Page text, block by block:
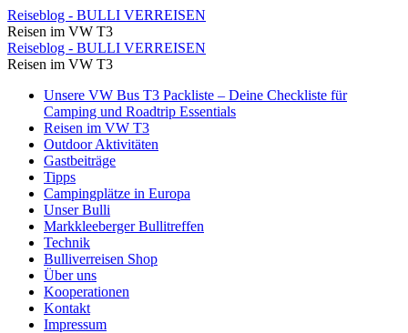
Und
baden
heute
bei
schönem
Wetter
Reiseblog
BULLI
VERREISEN
Reiseblog - BULLI VERREISEN
Reisen im VW T3
Und
baden
heute
bei
schönem
Wetter
Reiseblog
BULLI
VERREISEN
Reiseblog - BULLI VERREISEN
Reisen im VW T3
Skip
content
Unsere VW Bus T3 Packliste – Deine Checkliste für
Camping und Roadtrip Essentials
Reisen im VW T3
Outdoor Aktivitäten
Gastbeiträge
Tipps
Campingplätze in Europa
Unser Bulli
Markkleeberger Bullitreffen
Technik
Bulliverreisen Shop
Über uns
Kooperationen
Kontakt
Impressum